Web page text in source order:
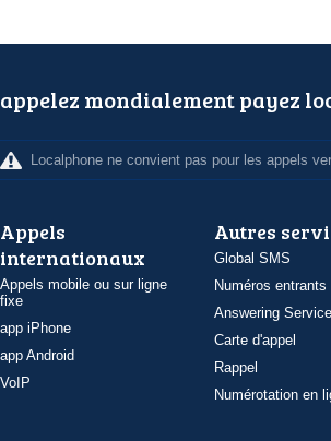
appelez mondialement payez
Localphone ne convient pas pour les appels
Appels
internationaux
Appels mobile ou sur ligne
fixe
app iPhone
app Android
VoIP
Autres
Global SMS
Numéros entrants
Answering Service
Carte d'appel
Rappel
Numérotation en